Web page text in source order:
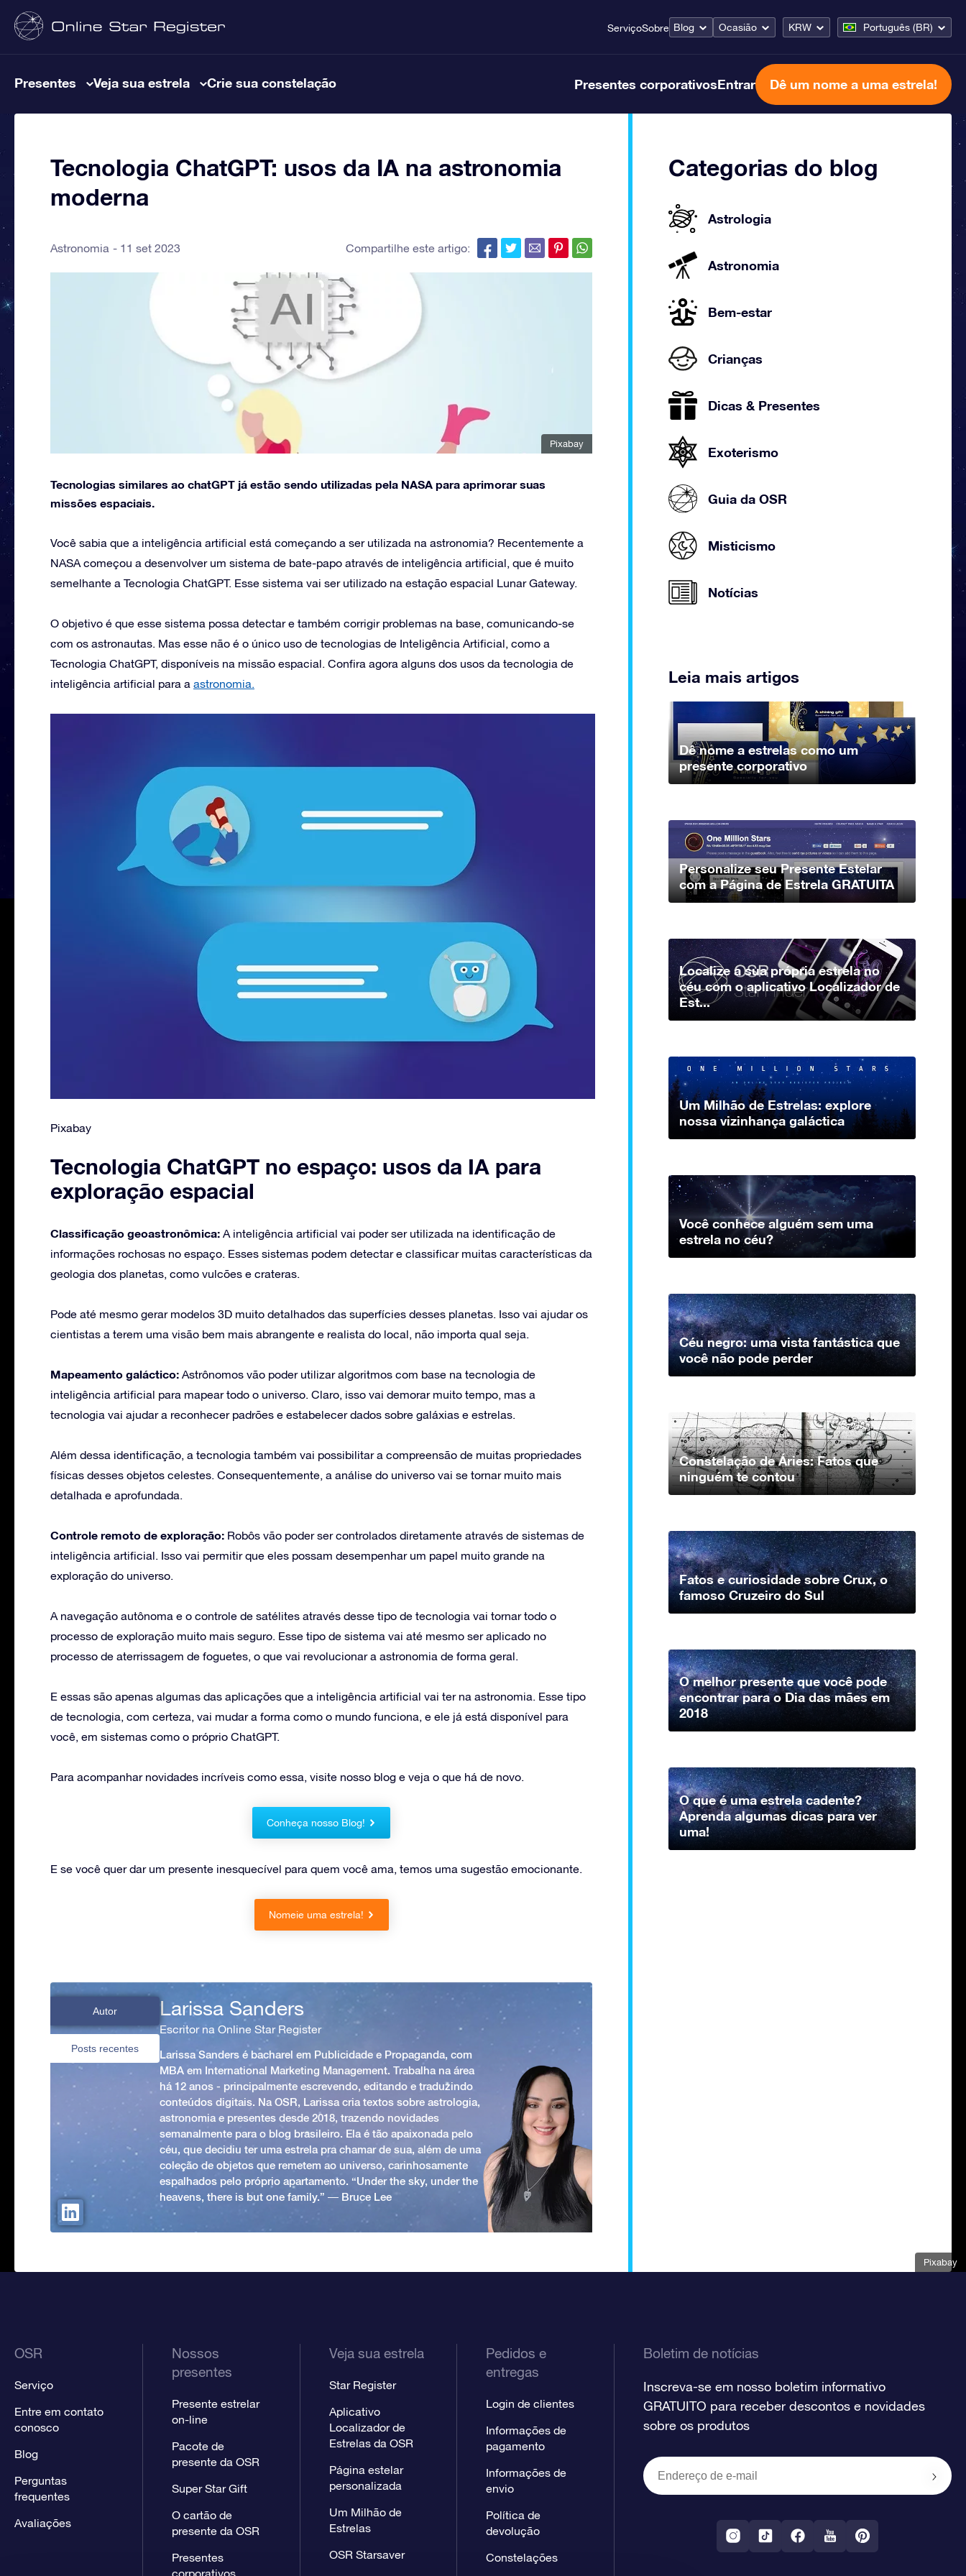
ServiçoSobre Blog Ocasião KRW Português (BR)
Presentes Veja sua estrela Crie sua constelação Presentes corporativosEntrar Dê um nome a uma estrela!
Tecnologia ChatGPT: usos da IA na astronomia
moderna
Astronomia 11 set 2023 Compartilhe este artigo:
Pixabay
Tecnologias similares ao chatGPT já estão sendo utilizadas pela NASA para aprimorar suas
missões espaciais.
Você sabia que a inteligência artificial está começando a ser utilizada na astronomia? Recentemente a
NASA começou a desenvolver um sistema de bate-papo através de inteligência artificial, que é muito
semelhante a Tecnologia ChatGPT. Esse sistema vai ser utilizado na estação espacial Lunar Gateway.
O objetivo é que esse sistema possa detectar e também corrigir problemas na base, comunicando-se
com os astronautas. Mas esse não é o único uso de tecnologias de Inteligência Artificial, como a
Tecnologia ChatGPT, disponíveis na missão espacial. Confira agora alguns dos usos da tecnologia de
inteligência artificial para a astronomia.
Pixabay
Pixabay
Tecnologia ChatGPT no espaço: usos da IA para
exploração espacial
Classificação geoastronômica: A inteligência artificial vai poder ser utilizada na identificação de
informações rochosas no espaço. Esses sistemas podem detectar e classificar muitas características da
geologia dos planetas, como vulcões e crateras.
Pode até mesmo gerar modelos 3D muito detalhados das superfícies desses planetas. Isso vai ajudar os
cientistas a terem uma visão bem mais abrangente e realista do local, não importa qual seja.
Mapeamento galáctico: Astrônomos vão poder utilizar algoritmos com base na tecnologia de
inteligência artificial para mapear todo o universo. Claro, isso vai demorar muito tempo, mas a
tecnologia vai ajudar a reconhecer padrões e estabelecer dados sobre galáxias e estrelas.
Além dessa identificação, a tecnologia também vai possibilitar a compreensão de muitas propriedades
físicas desses objetos celestes. Consequentemente, a análise do universo vai se tornar muito mais
detalhada e aprofundada.
Controle remoto de exploração: Robôs vão poder ser controlados diretamente através de sistemas de
inteligência artificial. Isso vai permitir que eles possam desempenhar um papel muito grande na
exploração do universo.
A navegação autônoma e o controle de satélites através desse tipo de tecnologia vai tornar todo o
processo de exploração muito mais seguro. Esse tipo de sistema vai até mesmo ser aplicado no
processo de aterrissagem de foguetes, o que vai revolucionar a astronomia de forma geral.
E essas são apenas algumas das aplicações que a inteligência artificial vai ter na astronomia. Esse tipo
de tecnologia, com certeza, vai mudar a forma como o mundo funciona, e ele já está disponível para
você, em sistemas como o próprio ChatGPT.
Para acompanhar novidades incríveis como essa, visite nosso blog e veja o que há de novo.
Conheça nosso Blog!
E se você quer dar um presente inesquecível para quem você ama, temos uma sugestão emocionante.
Nomeie uma estrela!
Autor
Posts recentes
Larissa Sanders
Escritor na Online Star Register
Larissa Sanders é bacharel em Publicidade e Propaganda, com
MBA em International Marketing Management. Trabalha na área
há 12 anos - principalmente escrevendo, editando e traduzindo
conteúdos digitais. Na OSR, Larissa cria textos sobre astrologia,
astronomia e presentes desde 2018, trazendo novidades
semanalmente para o blog brasileiro. Ela é tão apaixonada pelo
céu, que decidiu ter uma estrela pra chamar de sua, além de uma
coleção de objetos que remetem ao universo, carinhosamente
espalhados pelo próprio apartamento. “Under the sky, under the
heavens, there is but one family.” ― Bruce Lee
Categorias do blog
Astrologia
Astronomia
Bem-estar
Crianças
Dicas & Presentes
Exoterismo
Guia da OSR
Misticismo
Notícias
Leia mais artigos
Dê nome a estrelas como um
presente corporativo
Personalize seu Presente Estelar
com a Página de Estrela GRATUITA
Localize a sua própria estrela no
céu com o aplicativo Localizador de
Est...
Um Milhão de Estrelas: explore
nossa vizinhança galáctica
Você conhece alguém sem uma
estrela no céu?
Céu negro: uma vista fantástica que
você não pode perder
Constelação de Áries: Fatos que
ninguém te contou
Fatos e curiosidade sobre Crux, o
famoso Cruzeiro do Sul
O melhor presente que você pode
encontrar para o Dia das mães em
2018
O que é uma estrela cadente?
Aprenda algumas dicas para ver
uma!
OSR
Serviço
Entre em contato
conosco
Blog
Perguntas
frequentes
Avaliações
Nossos
presentes
Presente estrelar
on-line
Pacote de
presente da OSR
Super Star Gift
O cartão de
presente da OSR
Presentes
corporativos
Veja sua estrela
Star Register
Aplicativo
Localizador de
Estrelas da OSR
Página estelar
personalizada
Um Milhão de
Estrelas
OSR Starsaver
Pedidos e
entregas
Login de clientes
Informações de
pagamento
Informações de
envio
Política de
devolução
Constelações
Boletim de notícias
Inscreva-se em nosso boletim informativo
GRATUITO para receber descontos e novidades
sobre os produtos